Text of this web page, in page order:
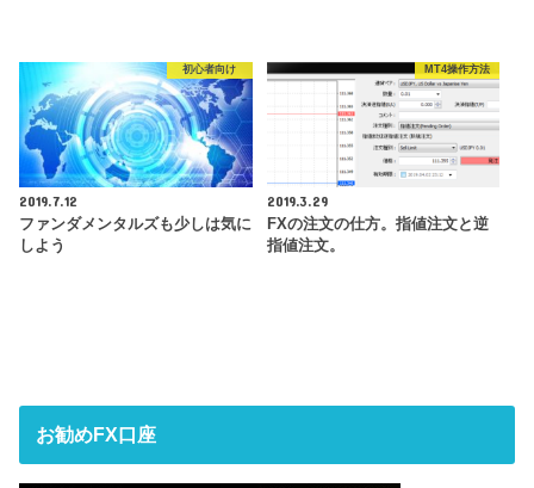
初心者向け
2019.7.12
ファンダメンタルズも少しは気に
しよう
MT4操作方法
2019.3.29
FXの注文の仕方。指値注文と逆
指値注文。
お勧めFX口座